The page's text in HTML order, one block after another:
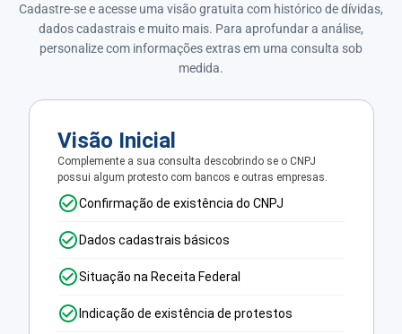
Cadastre-se e acesse uma visão gratuita com histórico de dívidas,
dados cadastrais e muito mais. Para aprofundar a análise,
personalize com informações extras em uma consulta sob
medida.
Visão Inicial
Complemente a sua consulta descobrindo se o CNPJ
possui algum protesto com bancos e outras empresas.
Confirmação de existência do CNPJ
Dados cadastrais básicos
Situação na Receita Federal
Indicação de existência de protestos